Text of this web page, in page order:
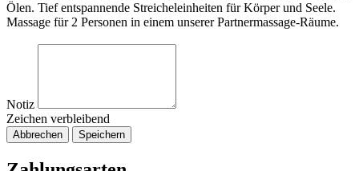
Ölen. Tief entspannende Streicheleinheiten für Körper und Seele.
Massage für 2 Personen in einem unserer Partnermassage-Räume.
Notiz
Zeichen verbleibend
Abbrechen Speichern